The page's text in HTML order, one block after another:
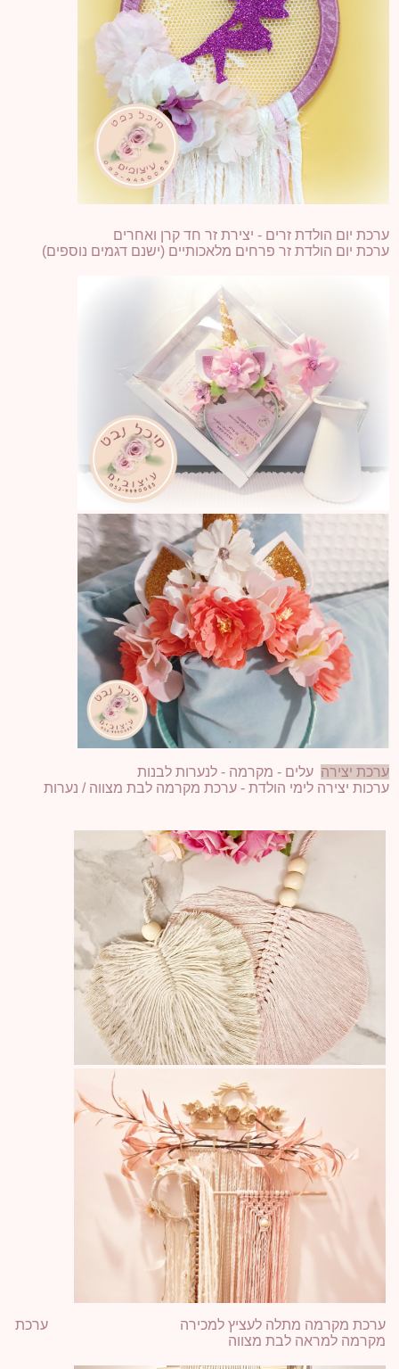
ערכת יום הולדת זרים - יצירת זר חד קרן ואחרים
ערכת יום הולדת זר פרחים מלאכותיים (ישנם דגמים נוספים)
ערכת יצירה עלים - מקרמה - לנערות לבנות
ערכות יצירה לימי הולדת - ערכת מקרמה לבת מצווה / נערות
ערכת מקרמה מתלה לעציץ למכירה ערכת
מקרמה למראה לבת מצווה